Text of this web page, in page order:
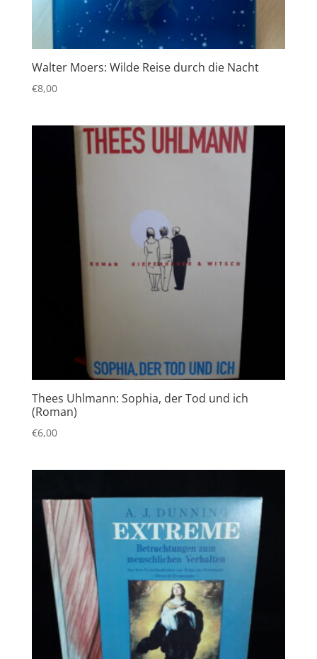
Walter Moers: Wilde Reise durch die Nacht
€8,00
Thees Uhlmann: Sophia, der Tod und ich
(Roman)
€6,00